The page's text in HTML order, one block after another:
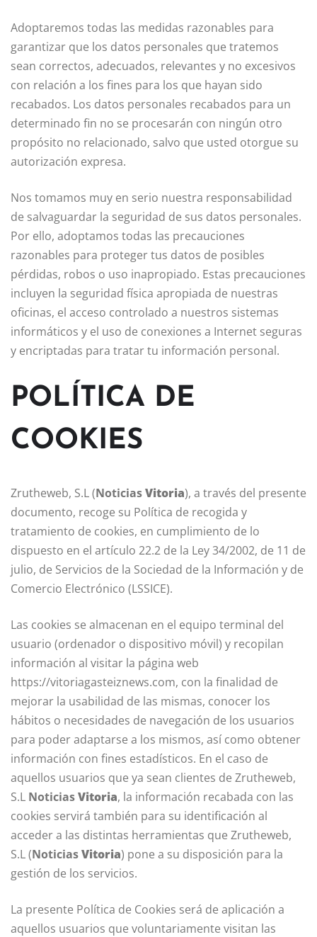
Adoptaremos todas las medidas razonables para
garantizar que los datos personales que tratemos
sean correctos, adecuados, relevantes y no excesivos
con relación a los fines para los que hayan sido
recabados. Los datos personales recabados para un
determinado fin no se procesarán con ningún otro
propósito no relacionado, salvo que usted otorgue su
autorización expresa.
Nos tomamos muy en serio nuestra responsabilidad
de salvaguardar la seguridad de sus datos personales.
Por ello, adoptamos todas las precauciones
razonables para proteger tus datos de posibles
pérdidas, robos o uso inapropiado. Estas precauciones
incluyen la seguridad física apropiada de nuestras
oficinas, el acceso controlado a nuestros sistemas
informáticos y el uso de conexiones a Internet seguras
y encriptadas para tratar tu información personal.
POLÍTICA DE
COOKIES
Zrutheweb, S.L (NoticiasVitoria), a través del presente
documento, recoge su Política de recogida y
tratamiento de cookies, en cumplimiento de lo
dispuesto en el artículo 22.2 de la Ley 34/2002, de 11 de
julio, de Servicios de la Sociedad de la Información y de
Comercio Electrónico (LSSICE).
Las cookies se almacenan en el equipo terminal del
usuario (ordenador o dispositivo móvil) y recopilan
información al visitar la página web
https://vitoriagasteiznews.com, con la finalidad de
mejorar la usabilidad de las mismas, conocer los
hábitos o necesidades de navegación de los usuarios
para poder adaptarse a los mismos, así como obtener
información con fines estadísticos. En el caso de
aquellos usuarios que ya sean clientes de Zrutheweb,
S.L NoticiasVitoria, la información recabada con las
cookies servirá también para su identificación al
acceder a las distintas herramientas que Zrutheweb,
S.L (NoticiasVitoria) pone a su disposición para la
gestión de los servicios.
La presente Política de Cookies será de aplicación a
aquellos usuarios que voluntariamente visitan las